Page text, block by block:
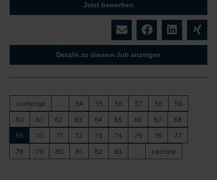
Jetzt bewerben
Details zu diesem Job anzeigen
vorherige 54 55 56 57 58
59
60
61 62 63 64 65 66 67
68
69
70 71 72 73 74 75 76
77
78
79 80 81 82 83 nächste